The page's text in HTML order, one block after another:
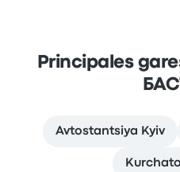
Principales
Avtostantsiya Kyiv